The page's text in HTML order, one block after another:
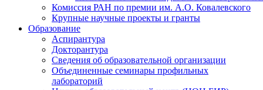
Комиссия РАН по премии им. А.О. Ковалевского
Крупные научные проекты и гранты
Образование
Аспирантура
Докторантура
Сведения об образовательной организации
Объединенные семинары профильных
лабораторий